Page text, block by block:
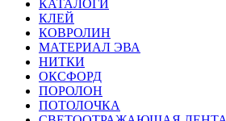
КАТАЛОГИ
КЛЕЙ
КОВРОЛИН
МАТЕРИАЛ ЭВА
НИТКИ
ОКСФОРД
ПОРОЛОН
ПОТОЛОЧКА